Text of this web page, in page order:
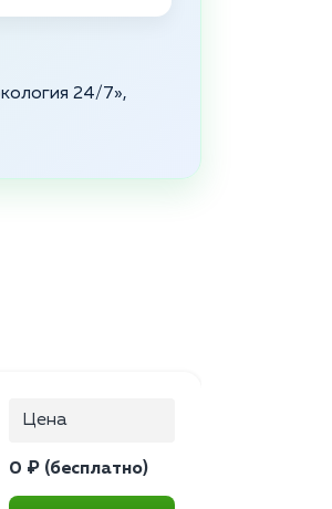
24/7»,
Цена
0 ₽ (бесплатно)